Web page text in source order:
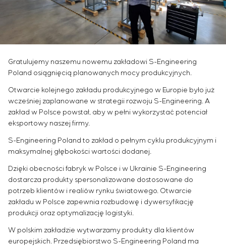
Zarządzanie projektami
Usługi doradcze
Indywidualne opracowanie i testowanie wraz z
późniejszą certyfikacją urządzeń rozdzielczych o
szczególnych wymaganiach dotyczących
Opracowanie modeli matematycznych obiektów
sterowania
Opracowanie specjalnych algorytmów
optymalnego i gwarantowanego sterowania z
późniejszym uruchomieniem na obiekcie
Opracowanie systemów sterowania o
niestandardowej strukturze kaskadowej i
wielopoziomowej z parametrami konfiguracyjnymi
statycznymi i adaptacyjnymi
Audyt energetyczny
Infrastruktura
Przemysł chemiczny
Przemysł cementowy
Sivacon S8
Filtry lokalne
Filtr szafowy
Zasuwy nożowe
Zawory przełączające
Oferty pracy
Gratulujemy naszemu nowemu zakładowi S-Engineering
Poland osiągnięcią planowanych mocy produkcyjnych.
Otwarcie kolejnego zakładu produkcyjnego w Europie było już
wcześniej zaplanowane w strategii rozwoju S-Engineering. A
zakład w Polsce powstał, aby w pełni wykorzystać potenciał
eksportowy naszej firmy.
S-Engineering Poland to zakład o pełnym cyklu produkcyjnym i
maksymalnej głębokości wartości dodanej.
Dzięki obecności fabryk w Polsce i w Ukrainie S-Engineering
dostarcza produkty spersonalizowane dostosowane do
potrzeb klientów i realiów rynku światowego. Otwarcie
zakładu w Polsce zapewnia rozbudowę i dywersyfikację
produkcji oraz optymalizację logistyki.
W polskim zakładzie wytwarzamy produkty dla klientów
europejskich. Przedsiębiorstwo S-Engineering Poland ma